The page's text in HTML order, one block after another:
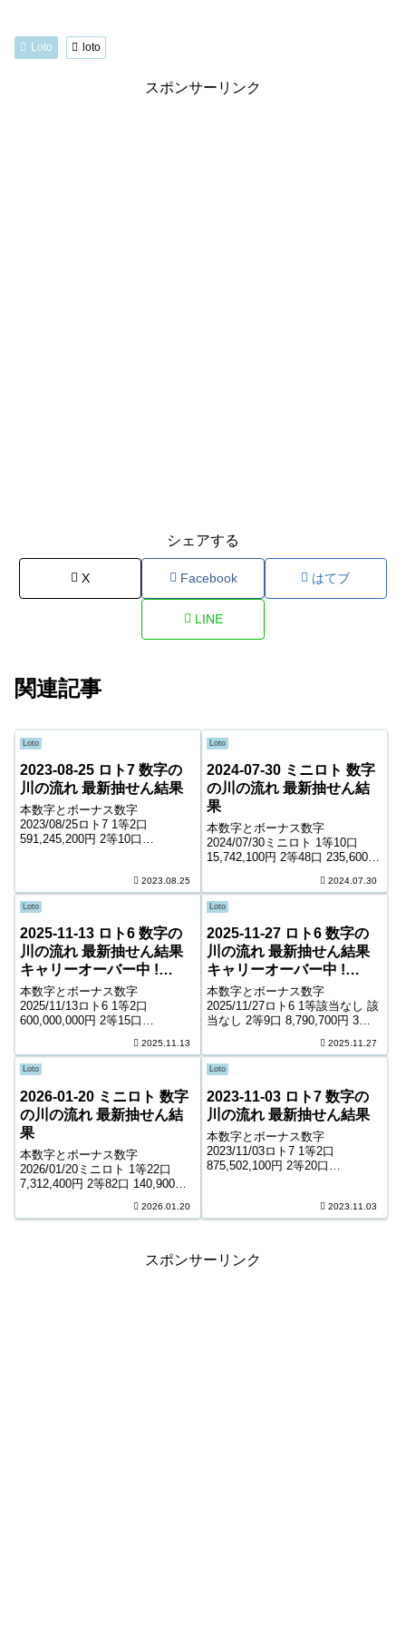
Loto loto
スポンサーリンク
シェアする
X Facebook はてブ
LINE
関連記事
Loto
2023-08-25 ロト7 数字の
川の流れ 最新抽せん結果
本数字とボーナス数字
2023/08/25ロト7 1等2口
591,245,200円 2等10口
口 1,500円 6等184,920...2023.08.25
Loto
2024-07-30 ミニロト 数字
の川の流れ 最新抽せん結
果
本数字とボーナス数字
2024/07/30ミニロト 1等10口
15,742,100円 2等48口 235,600円
口 1,000円 ＊抽せんの結果は最
終的に発売元の発表のものと照
合して下...
2024.07.30
Loto
2025-11-13 ロト6 数字の
川の流れ 最新抽せん結果
キャリーオーバー中 !
176,502,270円
本数字とボーナス数字
2025/11/13ロト6 1等2口
600,000,000円 2等15口
4等17,971口 6,100円 5等258,708
口 1,000円 キャリーオーバー ...
2025.11.13
Loto
2025-11-27 ロト6 数字の
川の流れ 最新抽せん結果
キャリーオーバー中 !
693,711,520円
本数字とボーナス数字
2025/11/27ロト6 1等該当なし 該
当なし 2等9口 8,790,700円 3等
6,600円 5等227,553口 1,000円
キャリーオーバー 693,711...
2025.11.27
Loto
2026-01-20 ミニロト 数字
の川の流れ 最新抽せん結
果
本数字とボーナス数字
2026/01/20ミニロト 1等22口
7,312,400円 2等82口 140,900円
900円 ＊抽せんの結果は最終的
2026.01.20
Loto
2023-11-03 ロト7 数字の
川の流れ 最新抽せん結果
本数字とボーナス数字
2023/11/03ロト7 1等2口
875,502,100円 2等20口
口 1,200円 6等208,190口...2023.11.03
スポンサーリンク